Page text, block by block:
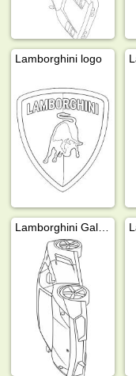
Lamborghini logo